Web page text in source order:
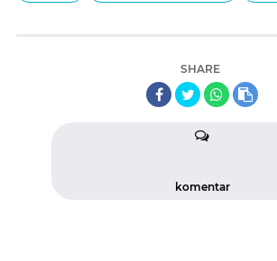
SHARE
komentar